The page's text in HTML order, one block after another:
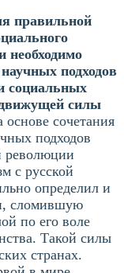
правильной
необходимо
подходов
социальных
движущей силы
сочетания
подходов
революции
с русской
определил и
сломившую
по его воле
Такой силы
странах.